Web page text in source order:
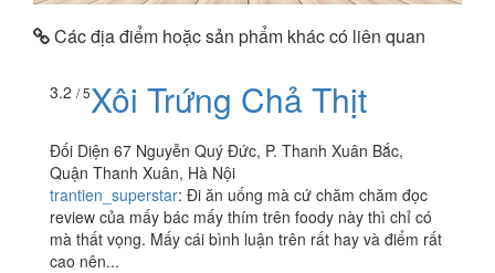
Các địa điểm hoặc sản phẩm khác có liên quan
3.2 / 5Xôi Trứng Chả Thịt
Đối Diện 67 Nguyễn Quý Đức, P. Thanh Xuân Bắc,
Quận Thanh Xuân, Hà Nội
trantien_superstar: Đi ăn uống mà cứ chăm chăm đọc
review của mấy bác mấy thím trên foody này thì chỉ có
mà thất vọng. Mấy cái bình luận trên rất hay và điểm rất
cao nên...